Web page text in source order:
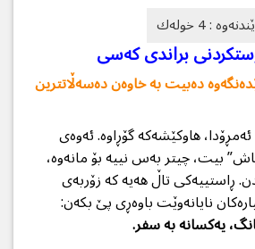
براندی كەسی
دەبیت بە خاوەن دەسەڵاتترین
هاوکێشەکە گۆڕاوە. ئەوەی
بیت، چیتر بەس نییە بۆ مانەوە،
ڕاستییەکی تاڵ هەیە کە زۆربەی
نایانەوێت باوەڕی پێ بکەن:
یەکسانە بە سفر.